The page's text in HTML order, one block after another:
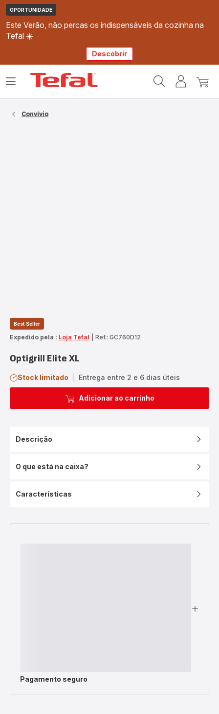
OPORTUNIDADE
Este Verão, não percas os indispensáveis da cozinha na
Tefal ☀️
Descobrir
Tefal
O
Abrir
Convívio
Best Seller
Expedido pela : Loja Tefal Ref.: GC760D12
Optigrill Elite XL
Stock limitado Entrega entre 2 e 6 dias úteis
Adicionar ao carrinho
Descrição
O que está na caixa?
Características
Pagamento seguro